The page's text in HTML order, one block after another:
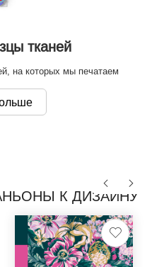
тканей
на которых мы печатаем
К ДИЗАЙНУ